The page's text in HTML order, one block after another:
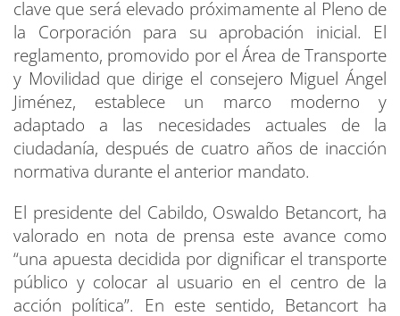
clave que será elevado próximamente al Pleno de
la Corporación para su aprobación inicial. El
reglamento, promovido por el Área de Transporte
y Movilidad que dirige el consejero Miguel Ángel
Jiménez, establece un marco moderno y
adaptado a las necesidades actuales de la
ciudadanía, después de cuatro años de inacción
normativa durante el anterior mandato.
El presidente del Cabildo, Oswaldo Betancort, ha
valorado en nota de prensa este avance como
“una apuesta decidida por dignificar el transporte
público y colocar al usuario en el centro de la
acción política”. En este sentido, Betancort ha